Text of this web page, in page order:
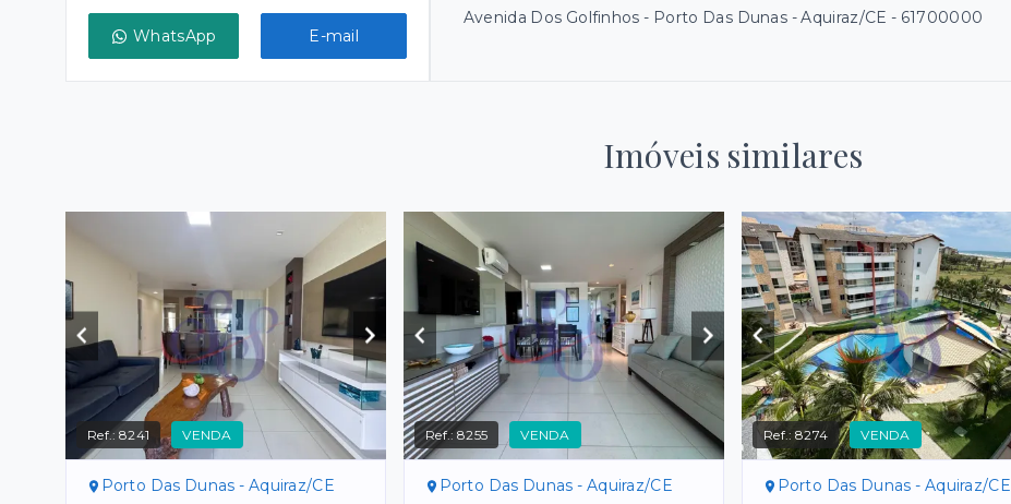
Avenida Dos Golfinhos - Porto Das Dunas - Aquiraz/CE - 61700000
WhatsApp E-mail
Imóveis similares
Ref.:8241 VENDA
Porto Das Dunas - Aquiraz/CE
Ref.:8255 VENDA
Porto Das Dunas - Aquiraz/CE
Ref.:8274 VENDA
Porto Das Dunas - Aquiraz/CE